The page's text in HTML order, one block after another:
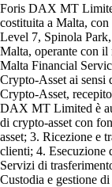
Foris DAX MT
costituita a Malta, con
Level 7, Spinola
Malta, operante con il
Malta Financial
Crypto-Asset ai sensi
Crypto-Asset,
DAX MT Limited è
di crypto-asset con
asset; 3. Ricezione e
clienti; 4. Esecuzione
Servizi di
Custodia e gestione